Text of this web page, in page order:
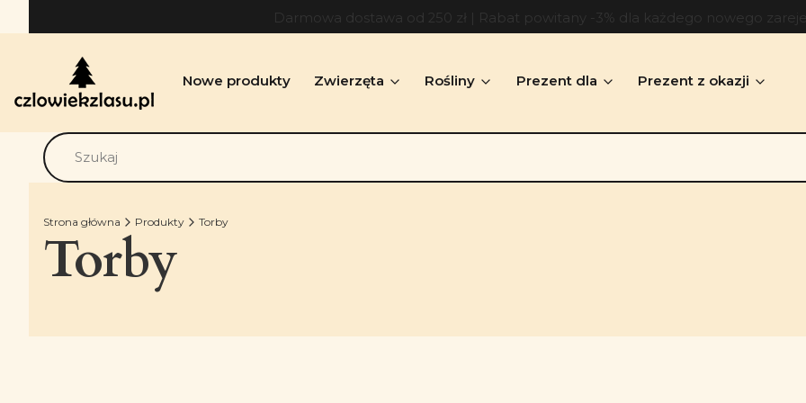
Darmowa dostawa od 250 zł | Rabat powitany -3% dla każdego nowego
Nowe produkty Zwierzęta Rośliny Prezent dla Prezent z okazji
Strona główna Produkty Torby
Torby